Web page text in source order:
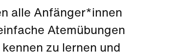
alle Anfänger*innen
Atemübungen
zu lernen und